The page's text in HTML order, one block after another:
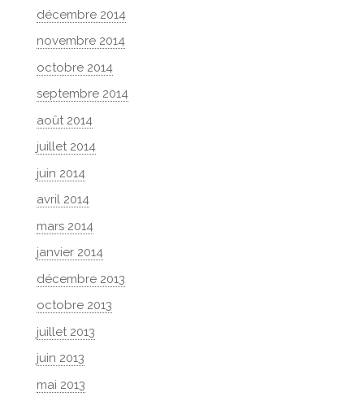
décembre 2014
novembre 2014
octobre 2014
septembre 2014
août 2014
juillet 2014
juin 2014
avril 2014
mars 2014
janvier 2014
décembre 2013
octobre 2013
juillet 2013
juin 2013
mai 2013